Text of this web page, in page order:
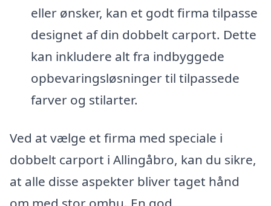
eller ønsker, kan et godt firma tilpasse
designet af din dobbelt carport. Dette
kan inkludere alt fra indbyggede
opbevaringsløsninger til tilpassede
farver og stilarter.
Ved at vælge et firma med speciale i
dobbelt carport i Allingåbro, kan du sikre,
at alle disse aspekter bliver taget hånd